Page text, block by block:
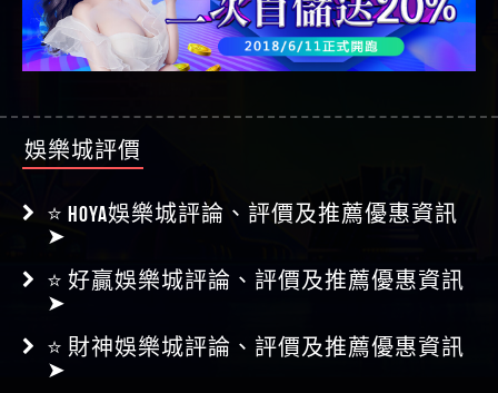
娛樂城評價
⭐ HOYA娛樂城評論、評價及推薦優惠資訊
⭐ 好贏娛樂城評論、評價及推薦優惠資訊
⭐ 財神娛樂城評論、評價及推薦優惠資訊
⭐ 168娛樂城評論、評價及推薦優惠資訊 ➤